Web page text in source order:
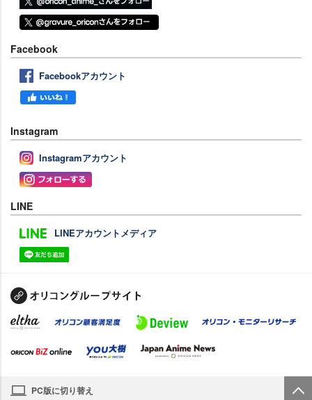
Facebook
Facebookアカウント
Instagram
Instagramアカウント
LINE
LINEアカウントメディア
PC版に切り替え